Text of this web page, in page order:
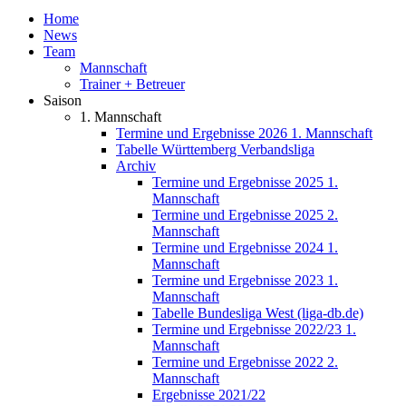
Home
News
Team
Mannschaft
Trainer + Betreuer
Saison
1. Mannschaft
Termine und Ergebnisse 2026 1. Mannschaft
Tabelle Württemberg Verbandsliga
Archiv
Termine und Ergebnisse 2025 1.
Mannschaft
Termine und Ergebnisse 2025 2.
Mannschaft
Termine und Ergebnisse 2024 1.
Mannschaft
Termine und Ergebnisse 2023 1.
Mannschaft
Tabelle Bundesliga West (liga-db.de)
Termine und Ergebnisse 2022/23 1.
Mannschaft
Termine und Ergebnisse 2022 2.
Mannschaft
Ergebnisse 2021/22